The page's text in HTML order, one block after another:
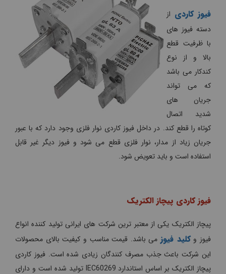
فیوز کاردی از
دسته فیوز های
با ظرفیت قطع
بالا و از نوع
کندکار می باشد
که می تواند
جریان های
شدید اتصال
کوتاه را قطع کند. در داخل فیوز کاردی نوار فلزی وجود دارد که با عبور
جریان زیاد از مدار، نوار فلزی قطع می شود و فیوز دیگر غیر قابل
استفاده است و باید تعویض شود.
فیوز کاردی پیچاز الکتریک
پیچاز الکتریک یکی از معتبر ترین شرکت های ایرانی تولید کننده انواع
فیوز وکلید فیوز می باشد. قیمت مناسب و کیفیت بالای محصولات
این شرکت باعث جذب مصرف کنندگان زیادی شده است. فیوز کاردی
پیچاز الکتریک بر اساس استاندارد IEC60269 تولید شده است و دارای